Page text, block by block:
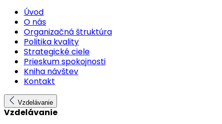
Úvod
O nás
Organizačná štruktúra
Politika kvality
Strategické ciele
Prieskum spokojnosti
Kniha návštev
Kontakt
Vzdelávanie
Vzdelávanie